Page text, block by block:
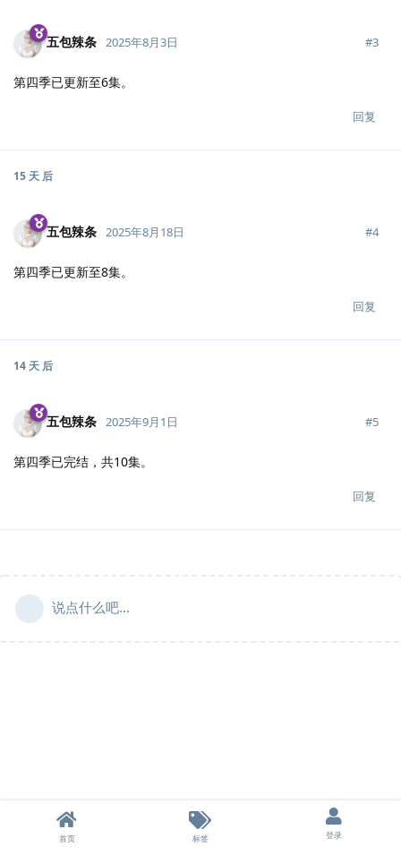
五包辣条 2025年8月3日 #3
第四季已更新至6集。
回复
15 天 后
五包辣条 2025年8月18日 #4
第四季已更新至8集。
回复
14 天 后
五包辣条 2025年9月1日 #5
第四季已完结，共10集。
回复
说点什么吧...
首页 标签 登录